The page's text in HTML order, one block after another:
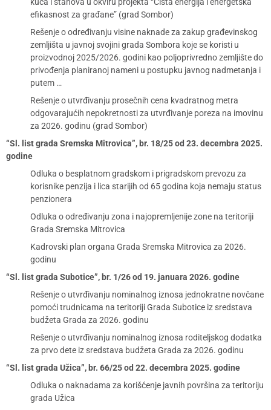
efikasnost za građane” (grad Sombor)
Rešenje o određivanju visine naknade za zakup građevinskog
zemljišta u javnoj svojini grada Sombora koje se koristi u
proizvodnoj 2025/2026. godini kao poljoprivredno zemljište do
privođenja planiranoj nameni u postupku javnog nadmetanja i
putem …
Rešenje o utvrđivanju prosečnih cena kvadratnog metra
odgovarajućih nepokretnosti za utvrđivanje poreza na imovinu
za 2026. godinu (grad Sombor)
“Sl. list grada Sremska Mitrovica”, br. 18/25 od 23. decembra 2025.
godine
Odluka o besplatnom gradskom i prigradskom prevozu za
korisnike penzija i lica starijih od 65 godina koja nemaju status
penzionera
Odluka o određivanju zona i najopremljenije zone na teritoriji
Grada Sremska Mitrovica
Kadrovski plan organa Grada Sremska Mitrovica za 2026.
godinu
“Sl. list grada Subotice”, br. 1/26 od 19. januara 2026. godine
Rešenje o utvrđivanju nominalnog iznosa jednokratne novčane
pomoći trudnicama na teritoriji Grada Subotice iz sredstava
budžeta Grada za 2026. godinu
Rešenje o utvrđivanju nominalnog iznosa roditeljskog dodatka
za prvo dete iz sredstava budžeta Grada za 2026. godinu
“Sl. list grada Užica”, br. 66/25 od 22. decembra 2025. godine
Odluka o naknadama za korišćenje javnih površina za teritoriju
grada Užica